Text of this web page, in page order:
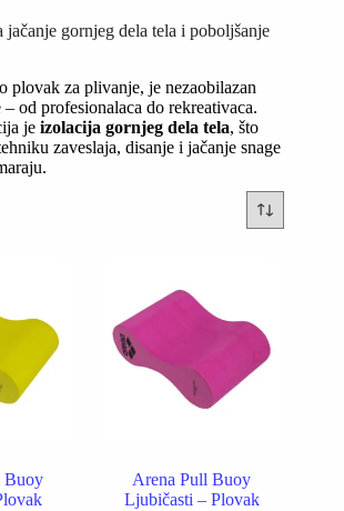
gornjeg dela tela i poboljšanje
plovak za plivanje, je nezaobilazan
od profesionalaca do rekreativaca.
je izolacija gornjeg dela tela, što
zaveslaja, disanje i jačanje snage
Buoy
Arena Pull Buoy
Ljubičasti – Plovak